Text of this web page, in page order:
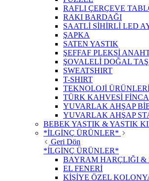
RAFLI ÇERÇEVE
RAKI BARDAĞI
SAATLİ SİHİRLİ LED
ŞAPKA
SATEN YASTIK
ŞEFFAF PLEKSİ
ŞOVALELİ DOĞAL TAŞ
SWEATSHIRT
T-SHIRT
TEKNOLOJİ
TÜRK KAHVESİ
YUVARLAK AHŞAP
YUVARLAK AHŞAP
BEBEK YASTIK & YASTIK
*İLGİNÇ ÜRÜNLER*
Geri Dön
*İLGİNÇ ÜRÜNLER*
BAYRAM HARÇLIĞI &
EL FENERİ
KİŞİYE ÖZEL